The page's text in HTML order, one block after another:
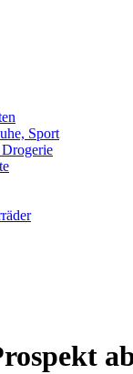
Sport